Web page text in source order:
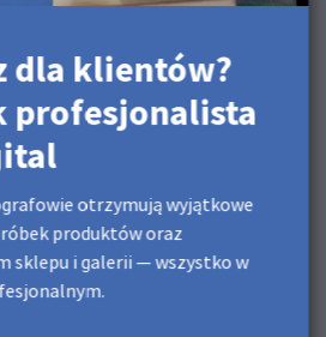
dla klientów?
profesjonalista
otrzymują wyjątkowe
produktów oraz
sklepu i galerii — wszystko w